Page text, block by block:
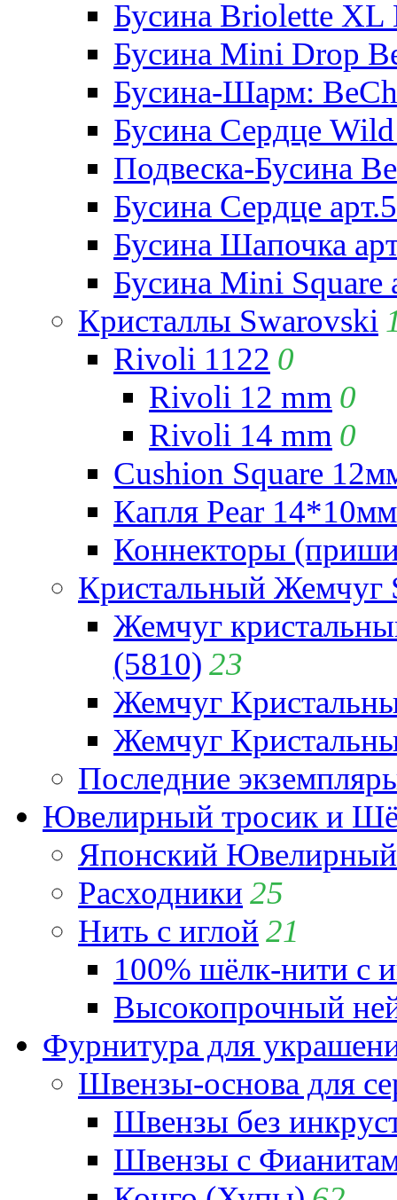
Бусина Briolette XL
Бусина Mini Drop
Бусина-Шарм:
Бусина Сердце
Подвеска-Бусина
Бусина Сердце
Бусина Шапочка
Бусина Mini Square
Кристаллы Swarovski
Rivoli 1122 0
Rivoli 12 mm 0
Rivoli 14 mm 0
Cushion Square
Капля Pear
Коннекторы
Кристальный Жемчуг
Жемчуг
(5810) 23
Жемчуг
Жемчуг
Последние
Ювелирный тросик и
Японский
Расходники 25
Нить с иглой 21
100% шёлк-нити с
Высокопрочный
Фурнитура для
Швензы-основа для
Швензы без
Швензы с